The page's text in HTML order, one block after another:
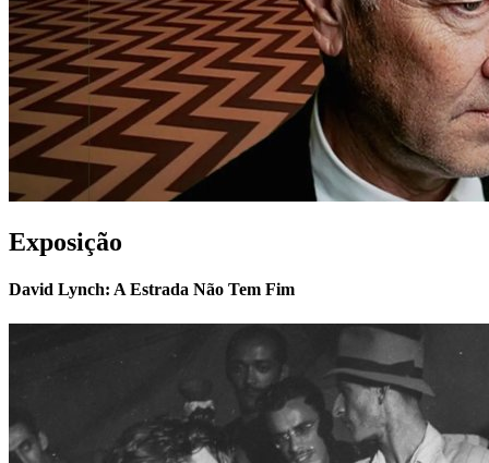
Exposição
David Lynch: A Estrada Não Tem Fim